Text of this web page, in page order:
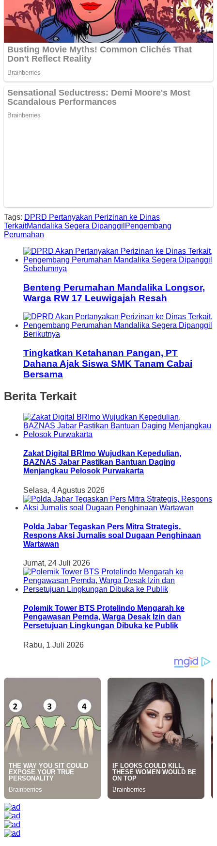
Tags: DPRD Pertanyakan Perizinan ke Dinas
TerkaitMandalika Segera Dipanggil Pengembang
Perumahan
Sebelumnya
Benteng Perumahan Mandalika Longsor,
Warga RW 17 Leuwigajah Resah
Berikutnya
Tingkatkan Ketahanan Pangan, PT
Dahana Ajak Siswa SMK Tanam Cabai
Bersama
Berita Terkait
Zakat Digital BRImo Wujudkan Kepedulian,
BAZNAS Jabar Pastikan Bantuan Daging
Menjangkau Pelosok Purwakarta
Selasa, 4 Agustus 2026
Polda Jabar Tegaskan Pers Mitra Strategis,
Respons Aksi Jurnalis soal Dugaan Penghinaan
Wartawan
Jumat, 24 Juli 2026
Polemik Tower BTS Protelindo Mengarah ke
Pengawasan Pemda, Warga Desak Izin dan
Persetujuan Lingkungan Dibuka ke Publik
Rabu, 1 Juli 2026